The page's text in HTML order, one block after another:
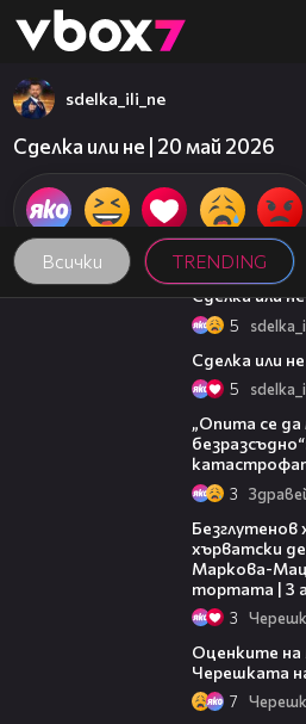
👾
Всички TRENDING
sdelka_ili_ne
Сделка или не | 20 май 2026
49:23
Сделка или
5
Сделка или
5
„Опита се да
3
Безглутенов
хърватски
Маркова-
тортата | 3
3
Оценките
Черешката
7